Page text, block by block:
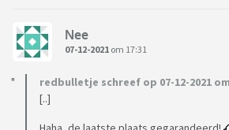
Nee
07-12-2021 om 17:31
redbulletje schreef op 07-12-2021
[..]